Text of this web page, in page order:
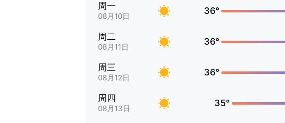
周一
08月10日
36°
周二
08月11日
36°
周三
08月12日
36°
周四
08月13日
35°